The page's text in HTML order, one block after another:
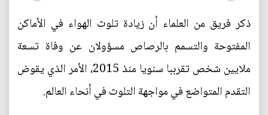
ذكر فريق من العلماء أن زيادة تلوث الهواء في الأماكن
المفتوحة والتسمم بالرصاص مسؤولان عن وفاة تسعة
ملايين شخص تقرببا سنويا منذ 2015، الأمر الذي يقوض
التقدم المتواضع في مواجهة التلوث في أنحاء العالم.